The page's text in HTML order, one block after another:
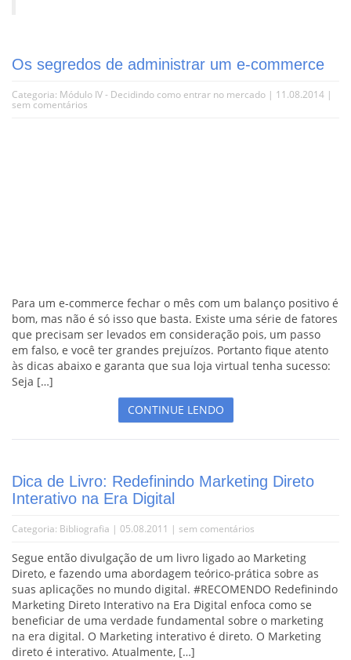
Os segredos de administrar um e-commerce
Categoria: Módulo IV - Decidindo como entrar no mercado | 11.08.2014 |
sem comentários
Para um e-commerce fechar o mês com um balanço positivo é
bom, mas não é só isso que basta. Existe uma série de fatores
que precisam ser levados em consideração pois, um passo
em falso, e você ter grandes prejuízos. Portanto fique atento
às dicas abaixo e garanta que sua loja virtual tenha sucesso:
Seja […]
CONTINUE LENDO
Dica de Livro: Redefinindo Marketing Direto
Interativo na Era Digital
Categoria: Bibliografia | 05.08.2011 | sem comentários
Segue então divulgação de um livro ligado ao Marketing
Direto, e fazendo uma abordagem teórico-prática sobre as
suas aplicações no mundo digital. #RECOMENDO Redefinindo
Marketing Direto Interativo na Era Digital enfoca como se
beneficiar de uma verdade fundamental sobre o marketing
na era digital. O Marketing interativo é direto. O Marketing
direto é interativo. Atualmente, […]